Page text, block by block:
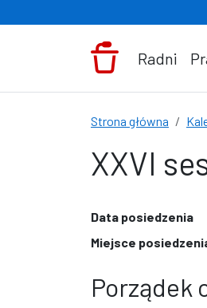
Radni
Strona główna
XXVI
Data posiedzenia
Miejsce
Porządek